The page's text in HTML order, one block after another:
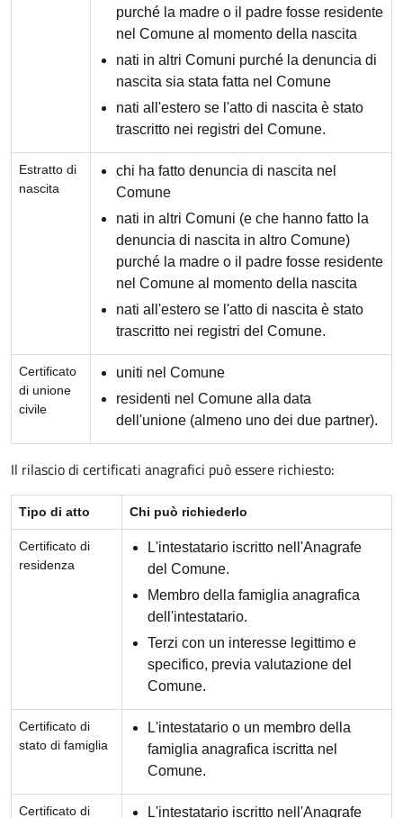
purché la madre o il padre fosse residente
nel Comune al momento della nascita
nati in altri Comuni purché la denuncia di
nascita sia stata fatta nel Comune
nati all'estero se l'atto di nascita è stato
trascritto nei registri del Comune.
Estratto di
nascita
chi ha fatto denuncia di nascita nel
Comune
nati in altri Comuni (e che hanno fatto la
denuncia di nascita in altro Comune)
purché la madre o il padre fosse residente
nel Comune al momento della nascita
nati all'estero se l'atto di nascita è stato
trascritto nei registri del Comune.
Certificato
di unione
civile
uniti nel Comune
residenti nel Comune alla data
dell'unione (almeno uno dei due partner).
Il rilascio di certificati anagrafici può essere richiesto:
Tipo di atto Chi può richiederlo
Certificato di
residenza
L'intestatario iscritto nell'Anagrafe
del Comune.
Membro della famiglia anagrafica
dell'intestatario.
Terzi con un interesse legittimo e
specifico, previa valutazione del
Comune.
Certificato di
stato di famiglia
L'intestatario o un membro della
famiglia anagrafica iscritta nel
Comune.
Certificato di
L'intestatario iscritto nell'Anagrafe